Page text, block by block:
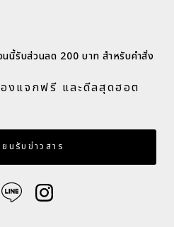
นนี้รับส่วนลด 200 บาท สำหรับคำสั่ง
งแจกฟรี และดีลสุดฮอต
ยนรับข่าวสาร